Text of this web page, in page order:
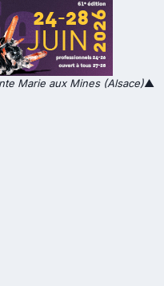
Marie aux Mines (Alsace)▲